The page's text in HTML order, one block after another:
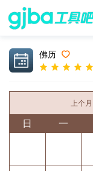
佛历
上个月
日 一